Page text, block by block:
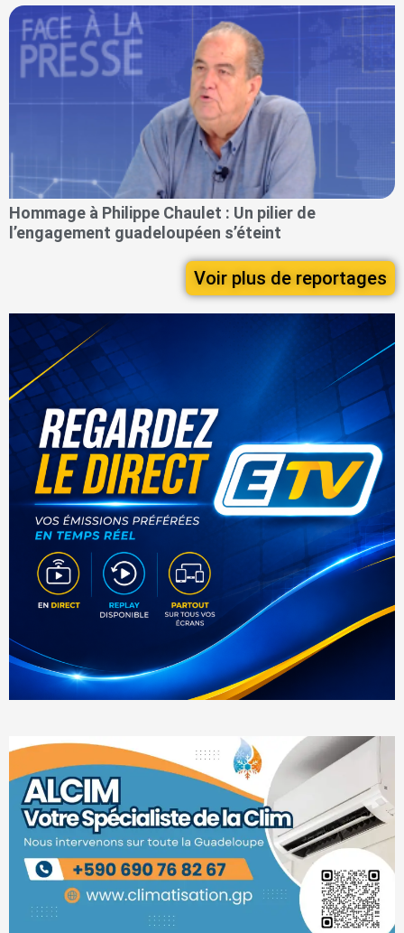
Hommage à Philippe Chaulet : Un pilier de
l’engagement guadeloupéen s’éteint
Voir plus de reportages